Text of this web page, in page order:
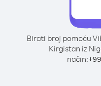
Birati broj pomoću
Kirgistan iz
način:+